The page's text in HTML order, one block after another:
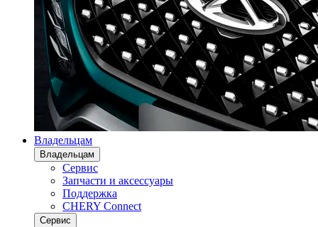
Владельцам
Владельцам
Сервис
Запчасти и аксессуары
Поддержка
CHERY Connect
Сервис